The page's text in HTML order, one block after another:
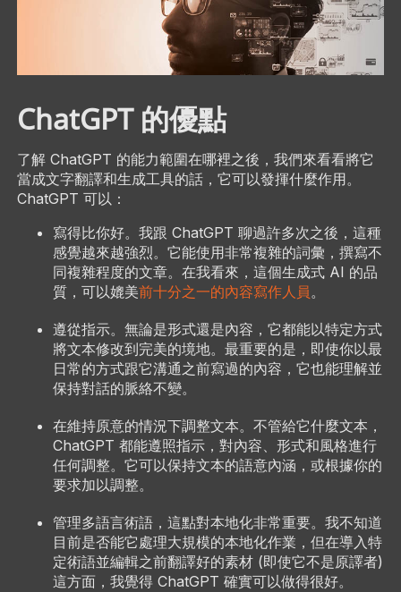
ChatGPT 的優點
了解 ChatGPT 的能力範圍在哪裡之後，我們來看看將它
當成文字翻譯和生成工具的話，它可以發揮什麼作用。
ChatGPT 可以：
寫得比你好。我跟 ChatGPT 聊過許多次之後，這種
感覺越來越強烈。它能使用非常複雜的詞彙，撰寫不
同複雜程度的文章。在我看來，這個生成式 AI 的品
質，可以媲美前十分之一的內容寫作人員。
遵從指示。無論是形式還是內容，它都能以特定方式
將文本修改到完美的境地。最重要的是，即使你以最
日常的方式跟它溝通之前寫過的內容，它也能理解並
保持對話的脈絡不變。
在維持原意的情況下調整文本。不管給它什麼文本，
ChatGPT 都能遵照指示，對內容、形式和風格進行
任何調整。它可以保持文本的語意內涵，或根據你的
要求加以調整。
管理多語言術語，這點對本地化非常重要。我不知道
目前是否能它處理大規模的本地化作業，但在導入特
定術語並編輯之前翻譯好的素材 (即使它不是原譯者)
這方面，我覺得 ChatGPT 確實可以做得很好。